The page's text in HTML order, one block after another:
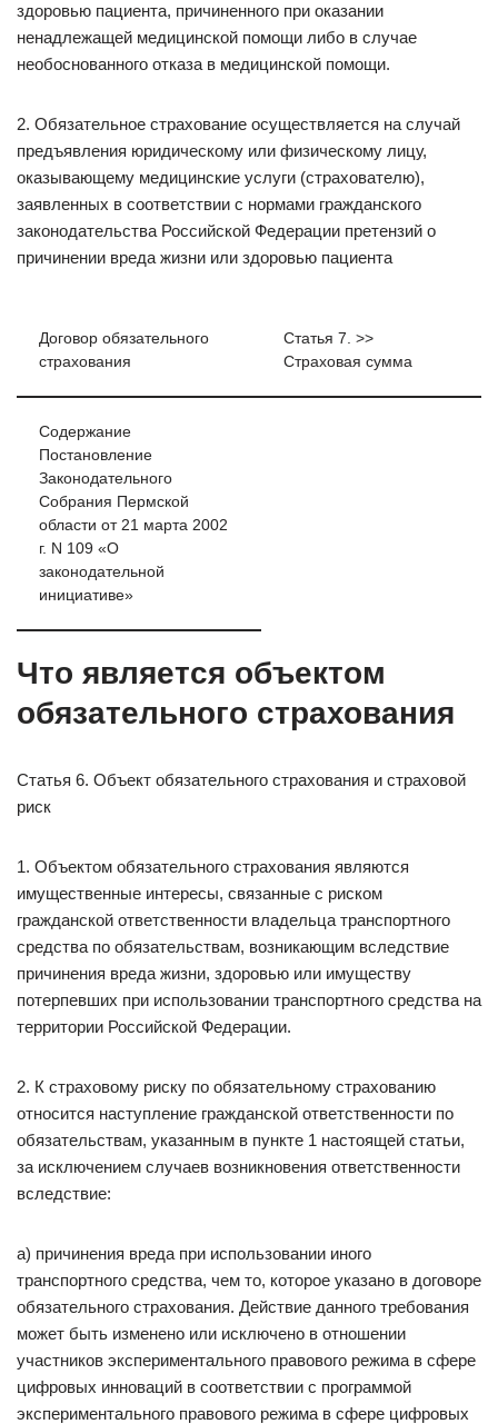
здоровью пациента, причиненного при оказании
ненадлежащей медицинской помощи либо в случае
необоснованного отказа в медицинской помощи.
2. Обязательное страхование осуществляется на случай
предъявления юридическому или физическому лицу,
оказывающему медицинские услуги (страхователю),
заявленных в соответствии с нормами гражданского
законодательства Российской Федерации претензий о
причинении вреда жизни или здоровью пациента
Договор обязательного
страхования
Статья 7. >>
Страховая сумма
Содержание
Постановление
Законодательного
Собрания Пермской
области от 21 марта 2002
г. N 109 «О
законодательной
инициативе»
Что является объектом
обязательного страхования
Статья 6. Объект обязательного страхования и страховой
риск
1. Объектом обязательного страхования являются
имущественные интересы, связанные с риском
гражданской ответственности владельца транспортного
средства по обязательствам, возникающим вследствие
причинения вреда жизни, здоровью или имуществу
потерпевших при использовании транспортного средства на
территории Российской Федерации.
2. К страховому риску по обязательному страхованию
относится наступление гражданской ответственности по
обязательствам, указанным в пункте 1 настоящей статьи,
за исключением случаев возникновения ответственности
вследствие:
а) причинения вреда при использовании иного
транспортного средства, чем то, которое указано в договоре
обязательного страхования. Действие данного требования
может быть изменено или исключено в отношении
участников экспериментального правового режима в сфере
цифровых инноваций в соответствии с программой
экспериментального правового режима в сфере цифровых